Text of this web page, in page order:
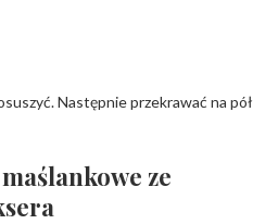
Następnie przekrawać na pół
ze